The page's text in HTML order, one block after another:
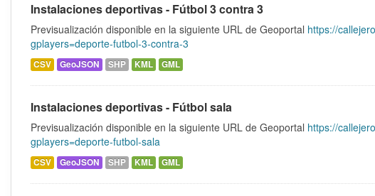
Instalaciones deportivas - Fútbol 3 contra 3
Previsualización disponible en la siguiente URL de Geoportal https://
gplayers=deporte-futbol-3-contra-3
CSV GeoJSON SHP KML GML
Instalaciones deportivas - Fútbol sala
Previsualización disponible en la siguiente URL de Geoportal https://
gplayers=deporte-futbol-sala
CSV GeoJSON SHP KML GML